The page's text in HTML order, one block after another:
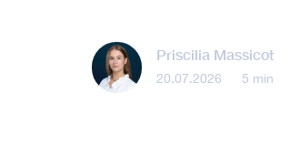
Priscilia Massicot
20.07.2026 5 min